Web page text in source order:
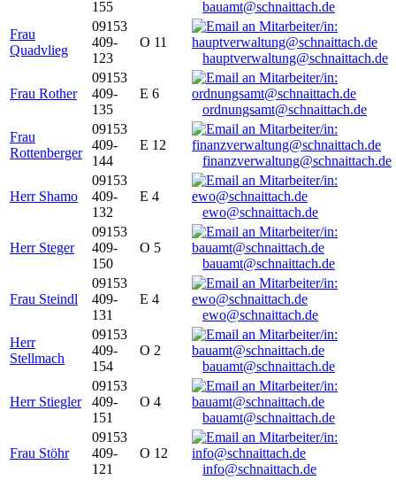
155
bauamt@schnaittach.de
Frau
Quadvlieg
09153
409-
123
O 11
hauptverwaltung@schnaittach.de
Frau Rother
09153
409-
135
E 6
ordnungsamt@schnaittach.de
Frau
Rottenberger
09153
409-
144
E 12
finanzverwaltung@schnaittach.de
Herr Shamo
09153
409-
132
E 4
ewo@schnaittach.de
Herr Steger
09153
409-
150
O 5
bauamt@schnaittach.de
Frau Steindl
09153
409-
131
E 4
ewo@schnaittach.de
Herr
Stellmach
09153
409-
154
O 2
bauamt@schnaittach.de
Herr Stiegler
09153
409-
151
O 4
bauamt@schnaittach.de
Frau Stöhr
09153
409-
121
O 12
info@schnaittach.de